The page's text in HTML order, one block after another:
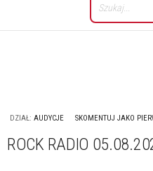
DZIAŁ: AUDYCJE SKOMENTUJ JAKO
ROCK RADIO